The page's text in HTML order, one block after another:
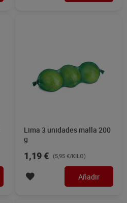
Lima 3 unidades malla 200
g
1,19 € (5,95 €/KILO)
Añadir